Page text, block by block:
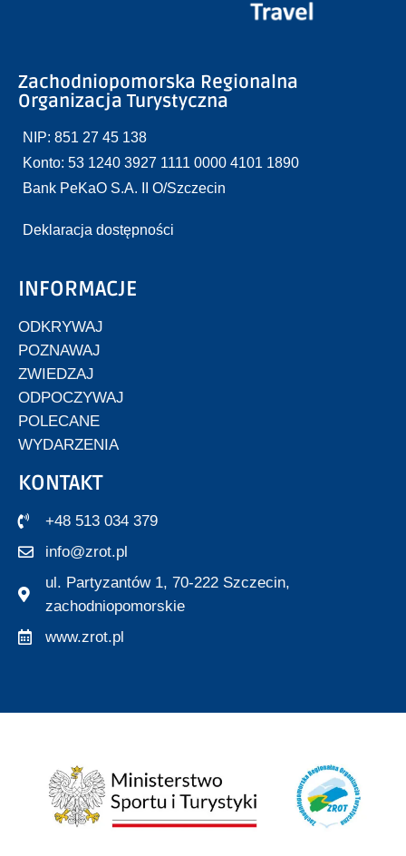
Zachodniopomorska Regionalna
Organizacja Turystyczna
NIP: 851 27 45 138
Konto: 53 1240 3927 1111 0000 4101 1890
Bank PeKaO S.A. II O/Szczecin
Deklaracja dostępności
INFORMACJE
ODKRYWAJ
POZNAWAJ
ZWIEDZAJ
ODPOCZYWAJ
POLECANE
WYDARZENIA
KONTAKT
+48 513 034 379
info@zrot.pl
ul. Partyzantów 1, 70-222 Szczecin,
zachodniopomorskie
www.zrot.pl